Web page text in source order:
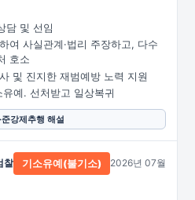
담 및 선임
여 사실관계·법리 주장하고, 다수
호소
및 진지한 재범예방 노력 지원
예. 선처받고 일상복귀
준강제추행 해설
찰 기소유예(불기소) 2026년 07월